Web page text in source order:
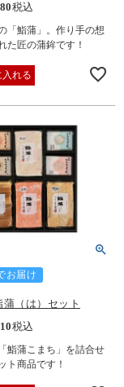
税込
「鮨蒲」。作り手の想
た匠の蒲鉾です！
入れる
お届け
蒲（は）セット
税込
鮨蒲こまち」を詰合せ
ト商品です！